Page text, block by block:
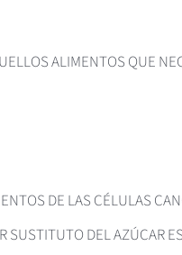
ALIMENTOS QUE
DE LAS CÉLULAS
SUSTITUTO DEL AZÚCAR